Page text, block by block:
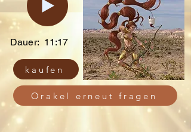
Dauer: 11:17
kaufen
Orakel erneut fragen